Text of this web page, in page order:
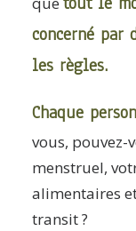
concerné par
les règles.
Chaque
vous, pouvez-
menstruel,
alimentaires
transit ?